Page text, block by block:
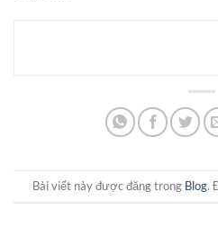
Bài viết này được đăng trong Blog.